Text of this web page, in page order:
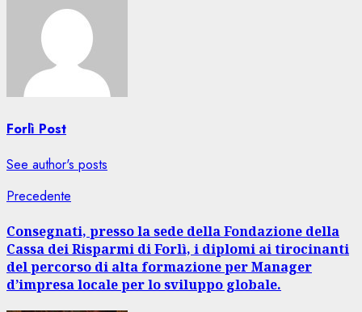
Forlì Post
See author's posts
Navigazione
articolo
Precedente
Consegnati, presso la sede della Fondazione della
Cassa dei Risparmi di Forlì, i diplomi ai tirocinanti
del percorso di alta formazione per Manager
d’impresa locale per lo sviluppo globale.